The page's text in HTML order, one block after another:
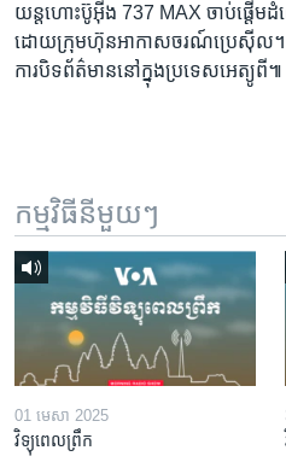
យន្តហោះ​ប៊ូអ៊ីង 737 MAX​ ចាប់​ផ្តើម​
ដោយ​ក្រុម​ហ៊ុន​អាកាសចរណ៍​​ប្រេស៊ីល។ អ្
ការ​បិទ​ព័ត៌មាន​នៅ​ក្នុង​ប្រទេស​អេត្យូពី៕
កម្មវិធី​នីមួយៗ
01 មេសា 2025
វិទ្យុពេលព្រឹក